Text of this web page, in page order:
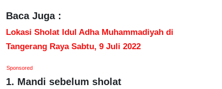
Baca Juga :
Lokasi Sholat Idul Adha Muhammadiyah di
Tangerang Raya Sabtu, 9 Juli 2022
Sponsored
1. Mandi sebelum sholat